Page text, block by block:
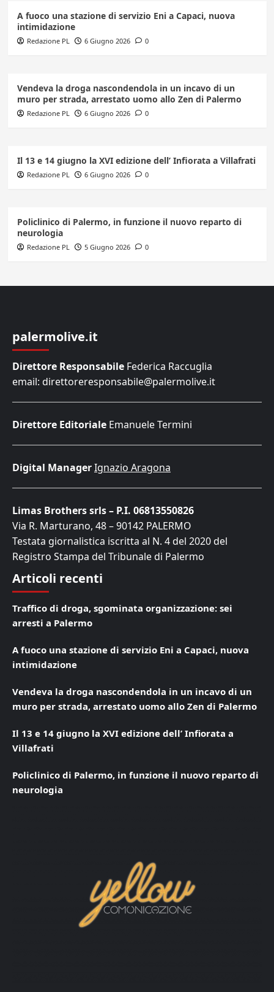
A fuoco una stazione di servizio Eni a Capaci, nuova
intimidazione
Redazione PL 6 Giugno 2026 0
Vendeva la droga nascondendola in un incavo di un
muro per strada, arrestato uomo allo Zen di Palermo
Redazione PL 6 Giugno 2026 0
Il 13 e 14 giugno la XVI edizione dell’ Infiorata a Villafrati
Redazione PL 6 Giugno 2026 0
Policlinico di Palermo, in funzione il nuovo reparto di
neurologia
Redazione PL 5 Giugno 2026 0
palermolive.it
Direttore Responsabile Federica Raccuglia
email: direttoreresponsabile@palermolive.it
Direttore Editoriale Emanuele Termini
Digital ManagerIgnazio Aragona
Limas Brothers srls – P.I. 06813550826
Via R. Marturano, 48 – 90142 PALERMO
Testata giornalistica iscritta al N. 4 del 2020 del
Registro Stampa del Tribunale di Palermo
Articoli recenti
Traffico di droga, sgominata organizzazione: sei
arresti a Palermo
A fuoco una stazione di servizio Eni a Capaci, nuova
intimidazione
Vendeva la droga nascondendola in un incavo di un
muro per strada, arrestato uomo allo Zen di Palermo
Il 13 e 14 giugno la XVI edizione dell’ Infiorata a
Villafrati
Policlinico di Palermo, in funzione il nuovo reparto di
neurologia